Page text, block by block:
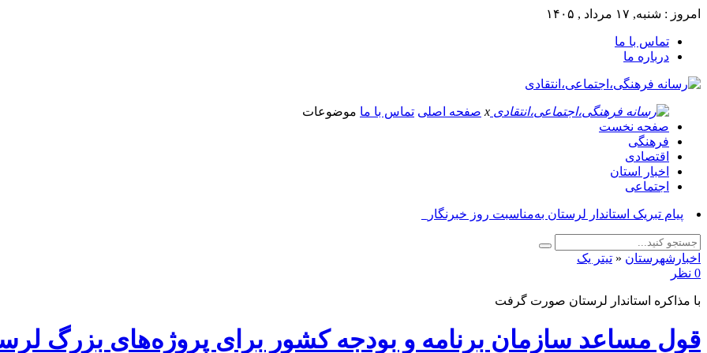
امروز : شنبه, ۱۷ مرداد , ۱۴۰۵
تماس با ما
درباره ما
x صفحه اصلی تماس با ما موضوعات
صفحه نخست
فرهنگی
اقتصادی
اخبار استان
اجتماعی
پیام_
اخبارشهرستان « تیتر یک
0 نظر
با مذاکره استاندار لرستان صورت گرفت
قول مساعد سازمان برنامه و بودجه کشور برای پروژه‌های بزرگ